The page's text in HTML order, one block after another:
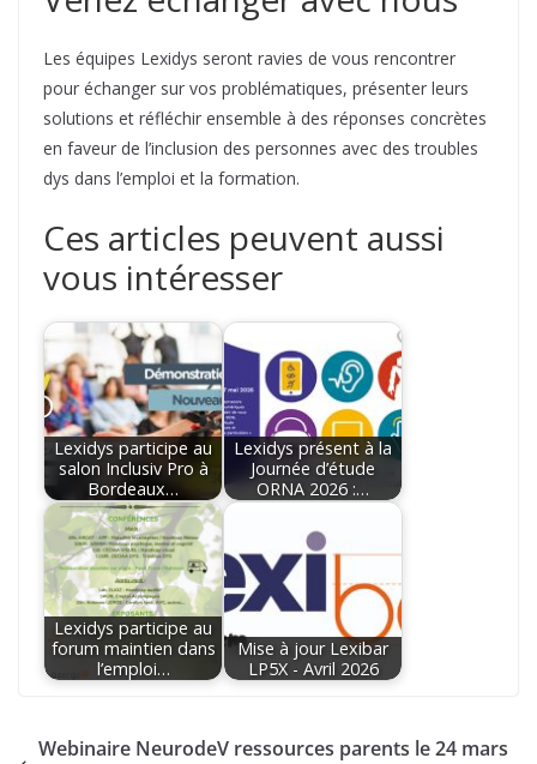
Les équipes Lexidys seront ravies de vous rencontrer
pour échanger sur vos problématiques, présenter leurs
solutions et réfléchir ensemble à des réponses concrètes
en faveur de l’inclusion des personnes avec des troubles
dys dans l’emploi et la formation.
Ces articles peuvent aussi
vous intéresser
Lexidys participe au
salon Inclusiv Pro à
Bordeaux…
Lexidys présent à la
Journée d’étude
ORNA 2026 :…
Lexidys participe au
forum maintien dans
l’emploi…
Mise à jour Lexibar
LP5X - Avril 2026
Webinaire NeurodeV ressources parents le 24 mars